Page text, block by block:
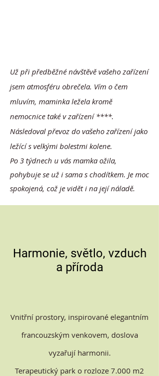
Už při předběžné návštěvě vašeho zařízení
jsem atmosféru obrečela. Vím o čem
mluvím, maminka ležela kromě
nemocnice také v zařízení ****.
Následoval převoz do vašeho zařízení jako
ležící s velkými bolestmi kolene.
Po 3 týdnech u vás mamka ožila,
pohybuje se už i sama s chodítkem. Je moc
spokojená, což je vidět i na její náladě.
Harmonie, světlo, vzduch
a příroda
Vnitřní prostory, inspirované elegantním
francouzským venkovem, doslova
vyzařují harmonii.
Terapeutický park o rozloze 7.000 m2